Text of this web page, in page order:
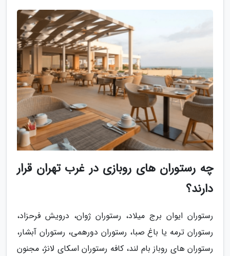
چه رستوران های روبازی در غرب تهران قرار
دارند؟
رستوران ایوان برج میلاد، رستوران ژوان، درویش فرحزاد،
رستوران ترمه یا باغ صبا، رستوران دورهمی، رستوران آبشار،
رستوران های روباز بام لند، کافه رستوران اسکای لانژ، مجنون